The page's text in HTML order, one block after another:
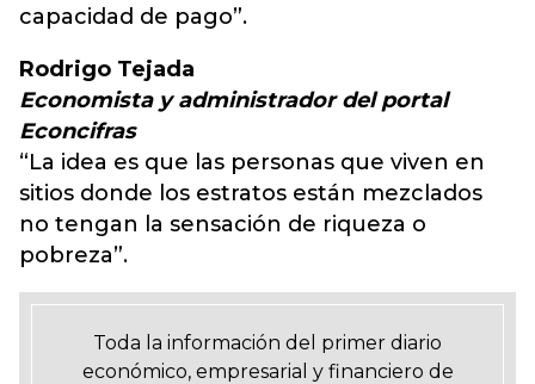
capacidad de pago”.
Rodrigo Tejada
Economista y administrador del portal
Econcifras
“La idea es que las personas que viven en
sitios donde los estratos están mezclados
no tengan la sensación de riqueza o
pobreza”.
Toda la información del primer diario
económico, empresarial y financiero de